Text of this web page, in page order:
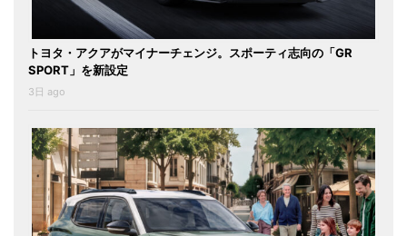
トヨタ・アクアがマイナーチェンジ。スポーティ志向の「GR
SPORT」を新設定
3日 ago